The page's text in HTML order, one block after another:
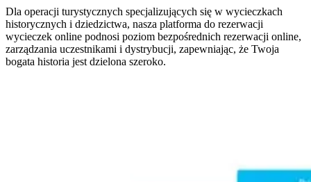
Dla operacji turystycznych specjalizujących się w wycieczkach
historycznych i dziedzictwa, nasza platforma do rezerwacji
wycieczek online podnosi poziom bezpośrednich rezerwacji online,
zarządzania uczestnikami i dystrybucji, zapewniając, że Twoja
bogata historia jest dzielona szeroko.